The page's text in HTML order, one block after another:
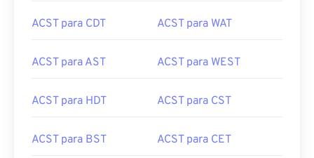
ACST para CDT ACST para WAT
ACST para AST ACST para WEST
ACST para HDT ACST para CST
ACST para BST ACST para CET